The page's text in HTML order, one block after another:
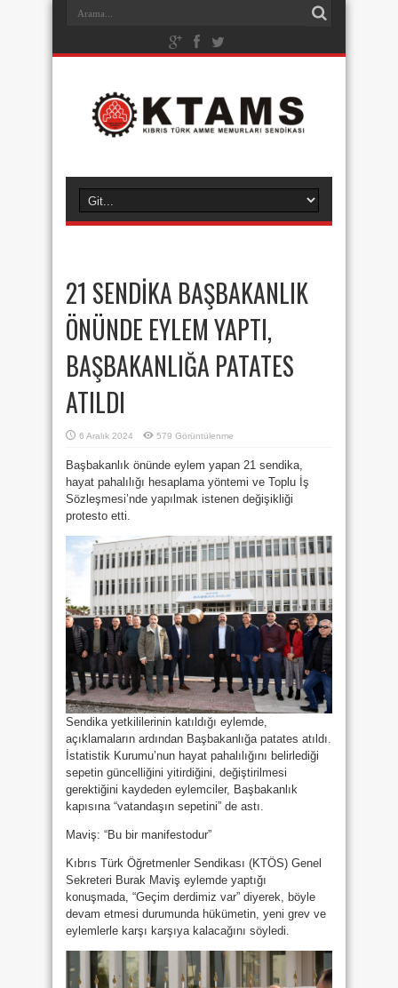
21 SENDİKA BAŞBAKANLIK
ÖNÜNDE EYLEM YAPTI,
BAŞBAKANLIĞA PATATES
ATILDI
6 Aralık 2024 579 Görüntülenme
Başbakanlık önünde eylem yapan 21 sendika,
hayat pahalılığı hesaplama yöntemi ve Toplu İş
Sözleşmesi’nde yapılmak istenen değişikliği
protesto etti.
Sendika yetkililerinin katıldığı eylemde,
açıklamaların ardından Başbakanlığa patates atıldı.
İstatistik Kurumu’nun hayat pahalılığını belirlediği
sepetin güncelliğini yitirdiğini, değiştirilmesi
gerektiğini kaydeden eylemciler, Başbakanlık
kapısına “vatandaşın sepetini” de astı.
Maviş: “Bu bir manifestodur”
Kıbrıs Türk Öğretmenler Sendikası (KTÖS) Genel
Sekreteri Burak Maviş eylemde yaptığı
konuşmada, “Geçim derdimiz var” diyerek, böyle
devam etmesi durumunda hükümetin, yeni grev ve
eylemlerle karşı karşıya kalacağını söyledi.